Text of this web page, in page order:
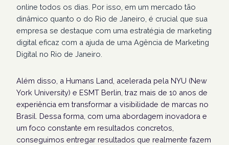
online todos os dias. Por isso, em um mercado tão
dinâmico quanto o do Rio de Janeiro, é crucial que sua
empresa se destaque com uma estratégia de marketing
digital eficaz com a ajuda de uma Agência de Marketing
Digital no Rio de Janeiro.
Além disso, a Humans Land, acelerada pela NYU (New
York University) e ESMT Berlin, traz mais de 10 anos de
experiência em transformar a visibilidade de marcas no
Brasil. Dessa forma, com uma abordagem inovadora e
um foco constante em resultados concretos,
conseguimos entregar resultados que realmente fazem